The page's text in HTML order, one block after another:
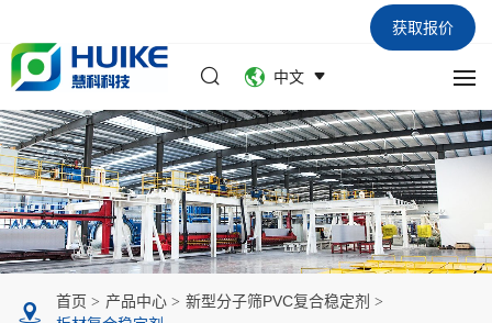
获取报价
中文
首页 产品中心
新型分子筛PVC复合稳定剂